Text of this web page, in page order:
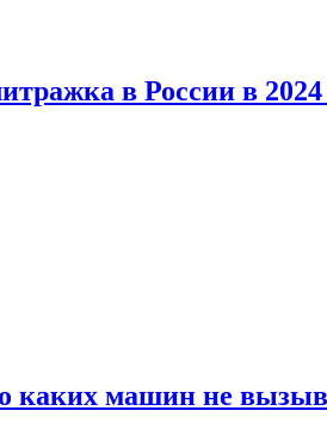
в России в 2024
каких машин не